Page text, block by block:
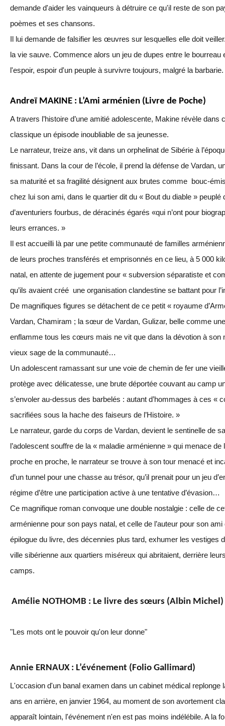
demande d'aider les vainqueurs à détruire ce qu'il reste de son
poèmes et ses chansons.
Il lui demande de falsifier les œuvres sur lesquelles elle doit
la vie sauve. Commence alors un jeu de dupes entre le
l'espoir, espoir d'un peuple à survivre toujours, malgré la barbarie.
Andreï MAKINE : L’Ami arménien (Livre de Poche)
A travers l’histoire d’une amitié adolescente, Makine révèle dans
classique un épisode inoubliable de sa jeunesse.
Le narrateur, treize ans, vit dans un orphelinat de Sibérie à
finissant. Dans la cour de l’école, il prend la défense de Vardan,
sa maturité et sa fragilité désignent aux brutes comme bouc-
chez lui son ami, dans le quartier dit du « Bout du diable » peuplé
d’aventuriers fourbus, de déracinés égarés «qui n’ont pour
leurs errances. »
Il est accueilli là par une petite communauté de familles
de leurs proches transférés et emprisonnés en ce lieu, à 5 000
natal, en attente de jugement pour « subversion séparatiste et
qu’ils avaient créé une organisation clandestine se battant pour
De magnifiques figures se détachent de ce petit « royaume
Vardan, Chamiram ; la sœur de Vardan, Gulizar, belle comme
enflamme tous les cœurs mais ne vit que dans la dévotion à son
vieux sage de la communauté…
Un adolescent ramassant sur une voie de chemin de fer une
protège avec délicatesse, une brute déportée couvant au camp
s’envoler au-dessus des barbelés : autant d’hommages à ces «
sacrifiées sous la hache des faiseurs de l’Histoire. »
Le narrateur, garde du corps de Vardan, devient le sentinelle de
l’adolescent souffre de la « maladie arménienne » qui menace de
proche en proche, le narrateur se trouve à son tour menacé et
d’un tunnel pour une chasse au trésor, qu’il prenait pour un jeu
régime d’être une participation active à une tentative d’évasion…
Ce magnifique roman convoque une double nostalgie : celle de
arménienne pour son pays natal, et celle de l’auteur pour son ami
épilogue du livre, des décennies plus tard, exhumer les vestiges
ville sibérienne aux quartiers miséreux qui abritaient, derrière
camps.
Amélie NOTHOMB : Le livre des sœurs (Albin Michel)
"Les mots ont le pouvoir qu'on leur donne"
Annie ERNAUX : L’événement (Folio Gallimard)
L'occasion d'un banal examen dans un cabinet médical replonge
ans en arrière, en janvier 1964, au moment de son avortement
apparaît lointain, l'événement n'en est pas moins indélébile. A la